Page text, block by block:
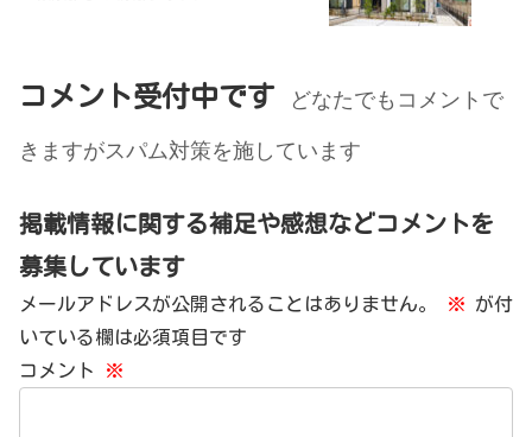
コメント受付中です
どなたでもコメントで
きますがスパム対策を施しています
掲載情報に関する補足や感想などコメントを
募集しています
メールアドレスが公開されることはありません。 ※ が付
いている欄は必須項目です
コメント
※